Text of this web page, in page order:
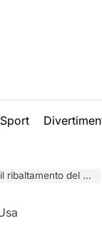
Sport
del voto Usa